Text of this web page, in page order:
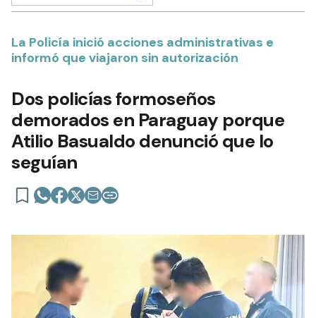
La Policía inició acciones administrativas e
informó que viajaron sin autorización
Dos policías formoseños
demorados en Paraguay porque
Atilio Basualdo denunció que lo
seguían